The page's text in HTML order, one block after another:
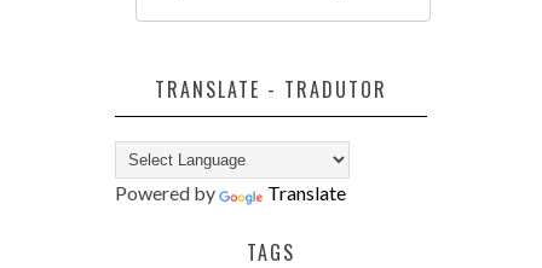
TRANSLATE - TRADUTOR
Powered by Translate
TAGS